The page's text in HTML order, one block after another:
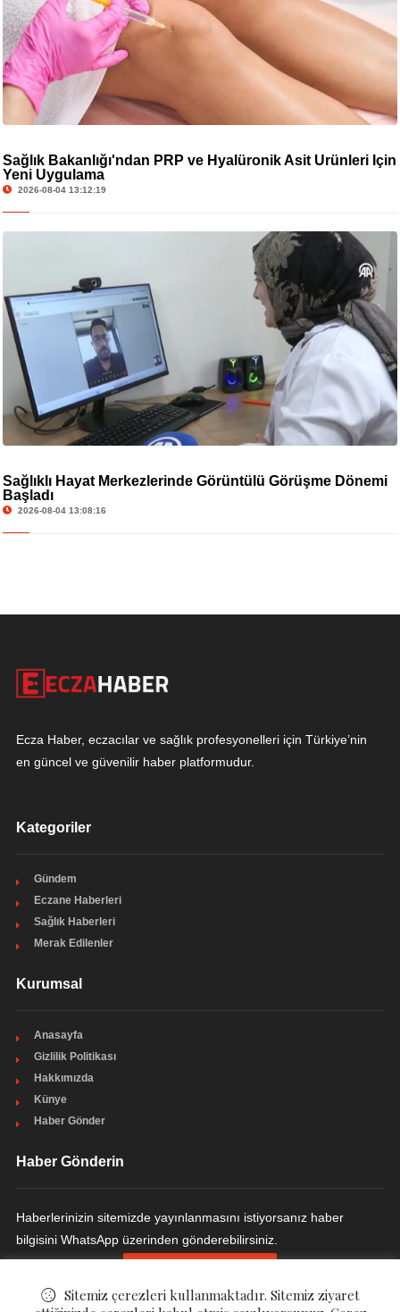
Sağlık Bakanlığı'ndan PRP ve Hyalüronik Asit Ürünleri İçin
Yeni Uygulama
2026-08-04 13:12:19
Sağlıklı Hayat Merkezlerinde Görüntülü Görüşme Dönemi
Başladı
2026-08-04 13:08:16
Ecza Haber, eczacılar ve sağlık profesyonelleri için Türkiye’nin
en güncel ve güvenilir haber platformudur.
Kategoriler
Gündem
Eczane Haberleri
Sağlık Haberleri
Merak Edilenler
Kurumsal
Anasayfa
Gizlilik Politikası
Hakkımızda
Künye
Haber Gönder
Haber Gönderin
Haberlerinizin sitemizde yayınlanmasını istiyorsanız haber
bilgisini WhatsApp üzerinden gönderebilirsiniz.
Sitemiz çerezleri kullanmaktadır. Sitemiz ziyaret